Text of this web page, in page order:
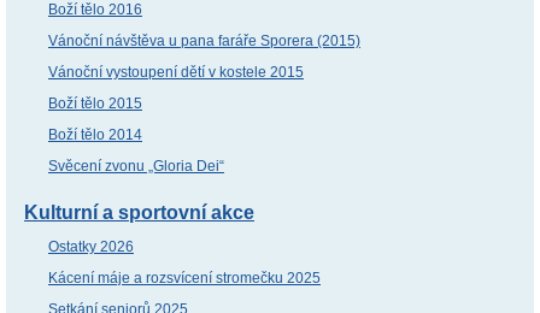
Boží tělo 2016
Vánoční návštěva u pana faráře Sporera (2015)
Vánoční vystoupení dětí v kostele 2015
Boží tělo 2015
Boží tělo 2014
Svěcení zvonu „Gloria Dei“
Kulturní a sportovní akce
Ostatky 2026
Kácení máje a rozsvícení stromečku 2025
Setkání seniorů 2025